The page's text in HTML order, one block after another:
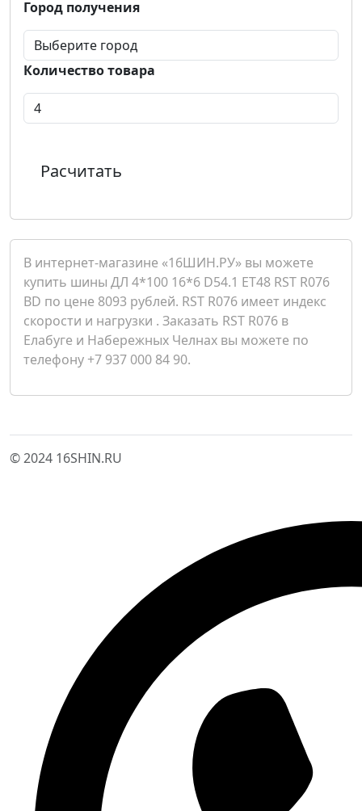
Город получения
Количество товара
Расчитать
В интернет-магазине «16ШИН.РУ» вы можете
купить шины ДЛ 4*100 16*6 D54.1 ET48 RST R076
BD по цене 8093 рублей. RST R076 имеет индекс
скорости и нагрузки . Заказать RST R076 в
Елабуге и Набережных Челнах вы можете по
телефону +7 937 000 84 90.
© 2024 16SHIN.RU